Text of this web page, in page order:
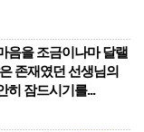
음을 조금이나마 달랠
존재였던 선생님의
히 잠드시기를...